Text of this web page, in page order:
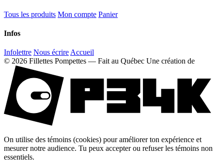
Tous les produits Mon compte Panier
Infos
Infolettre Nous écrire Accueil
© 2026 Fillettes Pompettes — Fait au Québec Une création de
On utilise des témoins (cookies) pour améliorer ton expérience et
mesurer notre audience. Tu peux accepter ou refuser les témoins non
essentiels.